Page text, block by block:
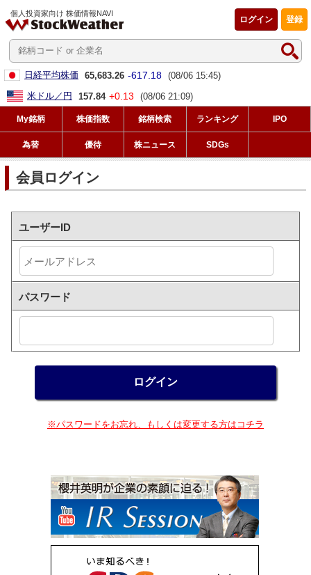
個人投資家向け 株価情報NAVI
登録
ログイン
日経平均株価 65,683.26 -617.18 (08/06 15:45)
米ドル／円
157.84 +0.13 (08/06 21:09)
My銘柄 株価指数 銘柄検索 ランキング IPO
為替 優待 株ニュース SDGs
会員ログイン
ユーザーID
パスワード
※パスワードをお忘れ、もしくは変更する方はコチラ